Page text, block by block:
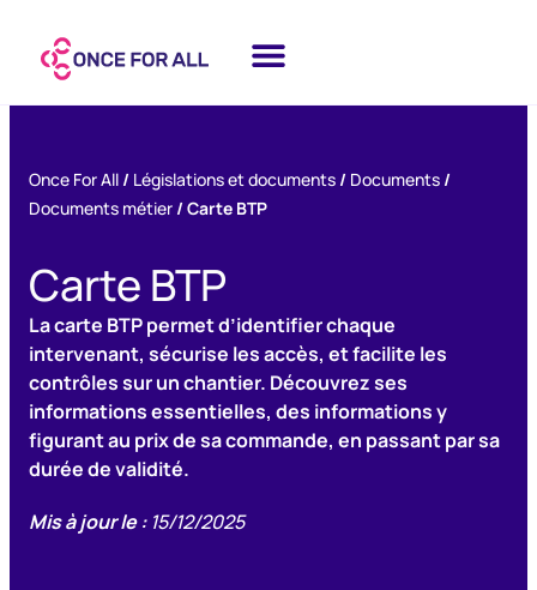
Once For All / Législations et documents / Documents /
Documents métier / Carte BTP
Carte BTP
La carte BTP permet d’identifier chaque
intervenant, sécurise les accès, et facilite les
contrôles sur un chantier. Découvrez ses
informations essentielles, des informations y
figurant au prix de sa commande, en passant par sa
durée de validité.
Mis à jour le :15/12/2025